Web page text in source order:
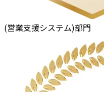
(営業支援システム)部門